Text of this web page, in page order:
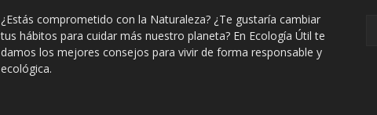
¿Estás comprometido con la Naturaleza? ¿Te gustaría cambiar
tus hábitos para cuidar más nuestro planeta? En Ecología Útil te
damos los mejores consejos para vivir de forma responsable y
ecológica.